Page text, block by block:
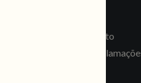
Recrutamento
Livro de